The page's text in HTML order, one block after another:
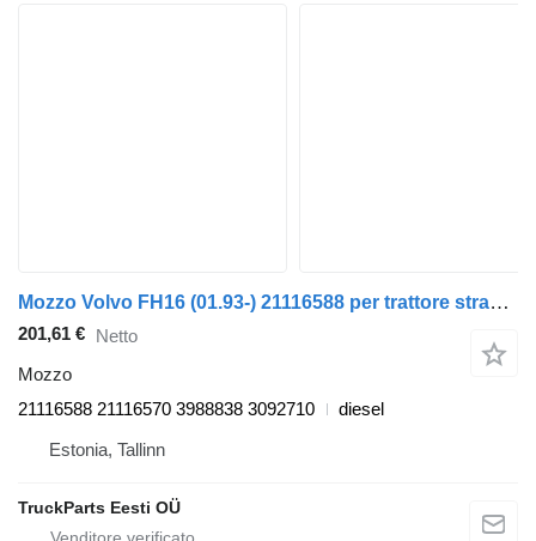
Mozzo Volvo FH16 (01.93-) 21116588 per trattore stradale Volvo FH12, FH16, NH12, FH, VNL780 (1993-2014)
201,61 € Netto
Mozzo
21116588 21116570 3988838 3092710
diesel
Estonia, Tallinn
TruckParts Eesti OÜ